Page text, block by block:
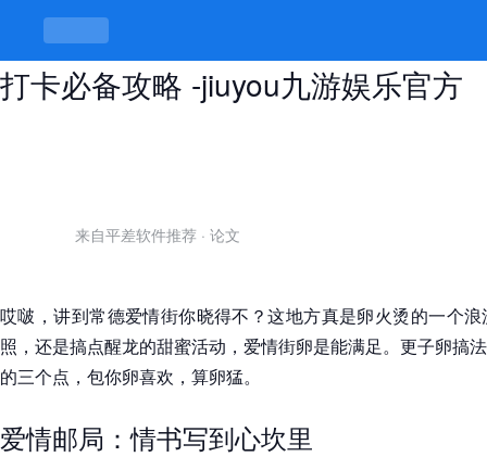
常德爱情街最出名的三个地方，浪漫
打卡必备攻略 -jiuyou九游娱乐官方
来自平差软件推荐 · 论文
哎啵，讲到常德爱情街你晓得不？这地方真是卵火烫的一个
照，还是搞点醒龙的甜蜜活动，爱情街卵是能满足。更子卵搞
的三个点，包你卵喜欢，算卵猛。
爱情邮局：情书写到心坎里